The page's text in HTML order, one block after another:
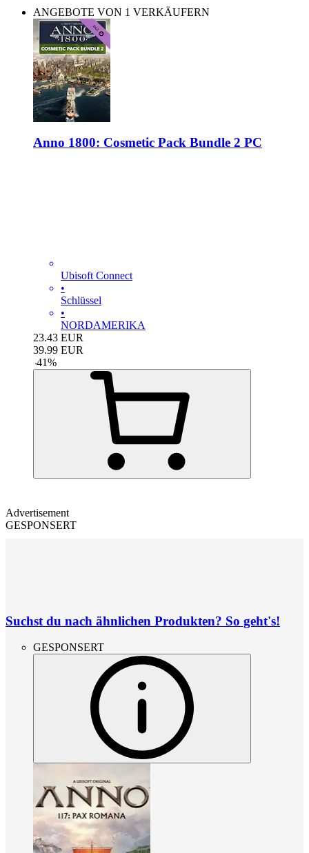
ANGEBOTE VON 1 VERKÄUFERN
Anno 1800: Cosmetic Pack Bundle 2 PC
Ubisoft Connect
•
Schlüssel
•
NORDAMERIKA
23.43 EUR
39.99 EUR
-41%
Advertisement
GESPONSERT
Suchst du nach ähnlichen Produkten? So geht's!
GESPONSERT